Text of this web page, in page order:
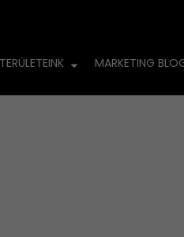
MARKETING